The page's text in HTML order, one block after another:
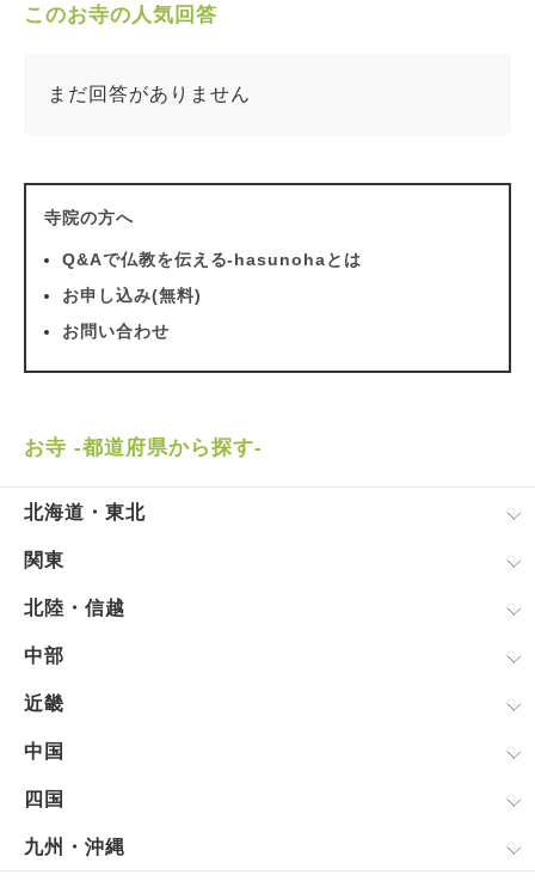
このお寺の人気回答
まだ回答がありません
寺院の方へ
Q&Aで仏教を伝える-hasunohaとは
お申し込み(無料)
お問い合わせ
お寺 -都道府県から探す-
北海道・東北
関東
北陸・信越
中部
近畿
中国
四国
九州・沖縄